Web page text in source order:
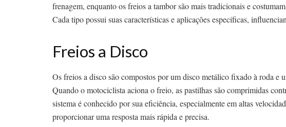
frenagem, enquanto os freios a tambor são mais tradicionais e
Cada tipo possui suas características e aplicações específicas,
Freios a Disco
Os freios a disco são compostos por um disco metálico fixado à roda e
Quando o motociclista aciona o freio, as pastilhas são comprimidas
sistema é conhecido por sua eficiência, especialmente em altas
proporcionar uma resposta mais rápida e precisa.